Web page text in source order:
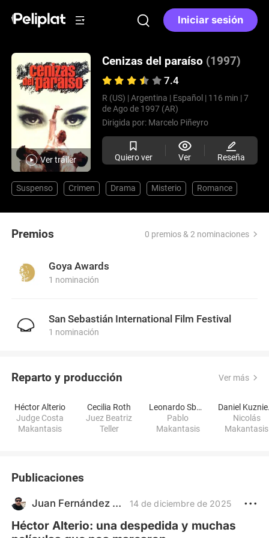
Iniciar sesión
Ver tráiler
Cenizas del paraíso (1997)
7.4
R (US) | Argentina | Español | 116 min | 7
de Ago de 1997 (AR)
Dirigida por: Marcelo Piñeyro
Quiero ver Ver Reseña
Suspenso Crimen Drama Misterio Romance
Premios 0 premios & 2 nominaciones
Goya Awards
1 nominación
San Sebastián International Film Festival
1 nominación
Reparto y producción Ver más
Héctor Alterio
Judge Costa
Makantasis
Cecilia Roth
Juez Beatriz
Teller
Leonardo Sbaraglia
Pablo
Makantasis
Nicolás
Makantasis
Publicaciones
Juan Fernández "Juanette" 14 de diciembre de 2025
Héctor Alterio: una despedida y muchas